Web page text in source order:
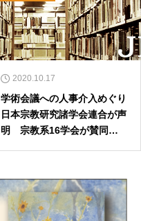
2020.10.17
学術会議への人事介入めぐり
日本宗教研究諸学会連合が声
明 宗教系16学会が賛同 2